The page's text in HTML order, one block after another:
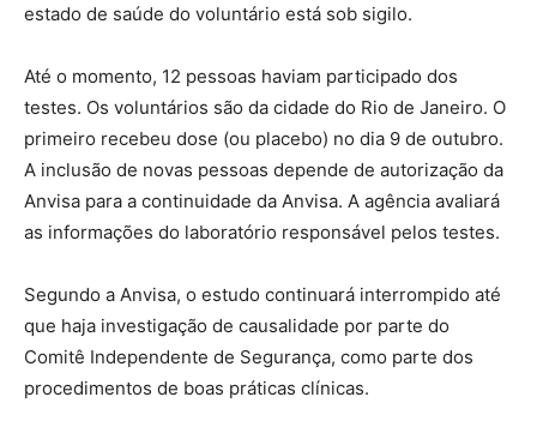
estado de saúde do voluntário está sob sigilo.
Até o momento, 12 pessoas haviam participado dos
testes. Os voluntários são da cidade do Rio de Janeiro. O
primeiro recebeu dose (ou placebo) no dia 9 de outubro.
A inclusão de novas pessoas depende de autorização da
Anvisa para a continuidade da Anvisa. A agência avaliará
as informações do laboratório responsável pelos testes.
Segundo a Anvisa, o estudo continuará interrompido até
que haja investigação de causalidade por parte do
Comitê Independente de Segurança, como parte dos
procedimentos de boas práticas clínicas.